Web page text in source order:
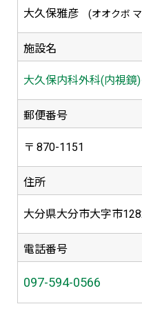
大久保雅彦 オオクボ
施設名
大久保内科外科(内視鏡
郵便番号
870-1151
住所
大分県大分市大字市
電話番号
097-594-0566